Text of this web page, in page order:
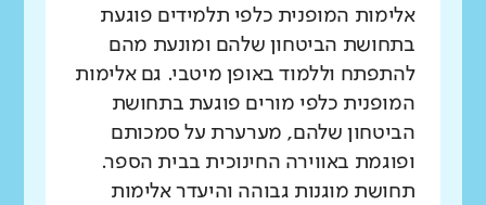
אלימות המופנית כלפי תלמידים פוגעת
בתחושת הביטחון שלהם ומונעת מהם
להתפתח וללמוד באופן מיטבי. גם אלימות
המופנית כלפי מורים פוגעת בתחושת
הביטחון שלהם, מערערת על סמכותם
ופוגמת באווירה החינוכית בבית הספר.
תחושת מוגנות גבוהה והיעדר אלימות